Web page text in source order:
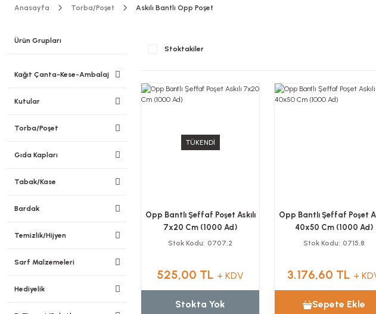
Anasayfa Torba/Poşet Askılı Bantlı Opp Poşet
Ürün Grupları
Kağıt Çanta-Kese-Ambalaj
Kutular
Torba/Poşet
Gıda Kapları
Tabak/Kase
Bardak
Temizlik/Hijyen
Sarf Malzemeleri
Hediyelik
Stoktakiler
TÜKENDİ
Opp Bantlı Şeffaf Poşet Askılı
7x20 Cm (1000 Ad)
Stok Kodu 0707.2
525,00 TL + KDV
Stokta Yok
Opp Bantlı Şeffaf Poşet
40x50 Cm (1000 Ad)
Stok Kodu 0715.8
3.176,60 TL +
Sepete Ekle